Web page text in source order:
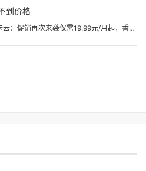
到价格
19.99元/月起，香港CN2、韩国CN2、日本优化、美国优化；国内VPS不限流量